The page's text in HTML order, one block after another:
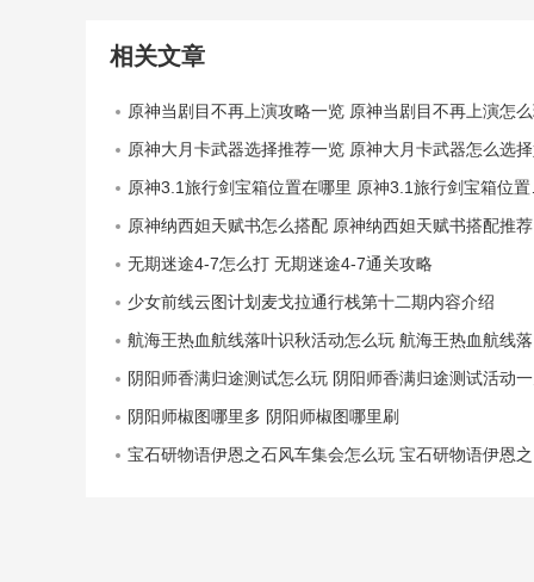
相关文章
原神当剧目不再上演攻略一览 原神当剧目不再上演怎
原神大月卡武器选择推荐一览 原神大月卡武器怎么选
原神3.1旅行剑宝箱位置在哪里 原神3.1旅行剑宝箱位置一览
原神纳西妲天赋书怎么搭配 原神纳西妲天赋书搭配推荐
无期迷途4-7怎么打 无期迷途4-7通关攻略
少女前线云图计划麦戈拉通行栈第十二期内容介绍
航海王热血航线落叶识秋活动怎么玩 航海王热血航线落叶识秋活动介绍
阴阳师香满归途测试怎么玩 阴阳师香满归途测试活动
阴阳师椒图哪里多 阴阳师椒图哪里刷
宝石研物语伊恩之石风车集会怎么玩 宝石研物语伊恩之石风车集会全收集攻略